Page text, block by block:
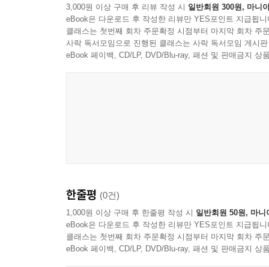
3,000원 이상 구매 후 리뷰 작성 시 일반회원 300원, 마니
eBook은 다운로드 후 작성한 리뷰만 YES포인트 지급됩니
클래스는 첫번째 회차 주문확정 시점부터 마지막 회차 주
사락 독서모임으로 진행된 클래스는 사락 독서모임 게시
eBook 페이백, CD/LP, DVD/Blu-ray, 패션 및 판매금지 상
한줄평 (0건)
1,000원 이상 구매 후 한줄평 작성 시 일반회원 50원, 마니
eBook은 다운로드 후 작성한 리뷰만 YES포인트 지급됩니
클래스는 첫번째 회차 주문확정 시점부터 마지막 회차 주
eBook 페이백, CD/LP, DVD/Blu-ray, 패션 및 판매금지 상